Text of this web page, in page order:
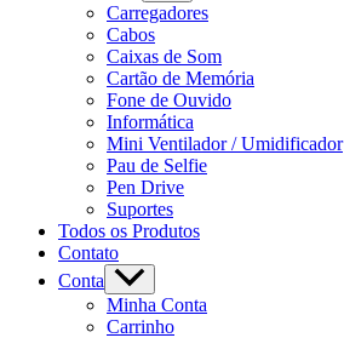
Carregadores
Cabos
Caixas de Som
Cartão de Memória
Fone de Ouvido
Informática
Mini Ventilador / Umidificador
Pau de Selfie
Pen Drive
Suportes
Todos os Produtos
Contato
Conta
Minha Conta
Carrinho